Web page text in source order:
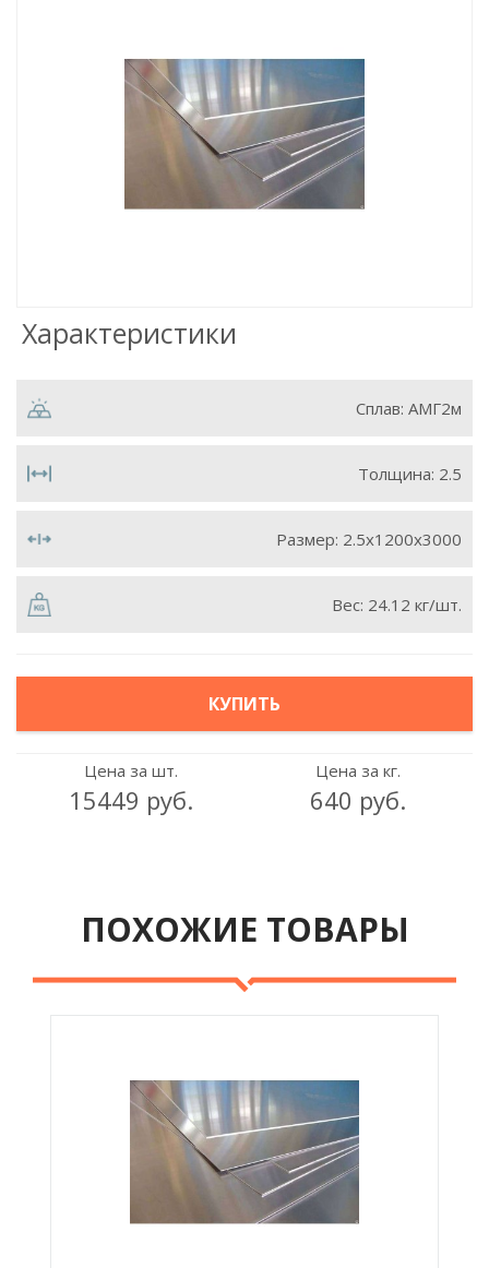
Характеристики
Сплав: АМГ2м
Толщина: 2.5
Размер: 2.5х1200х3000
Вес: 24.12 кг/шт.
КУПИТЬ
Цена за шт.
15449 руб.
Цена за кг.
640 руб.
ПОХОЖИЕ ТОВАРЫ